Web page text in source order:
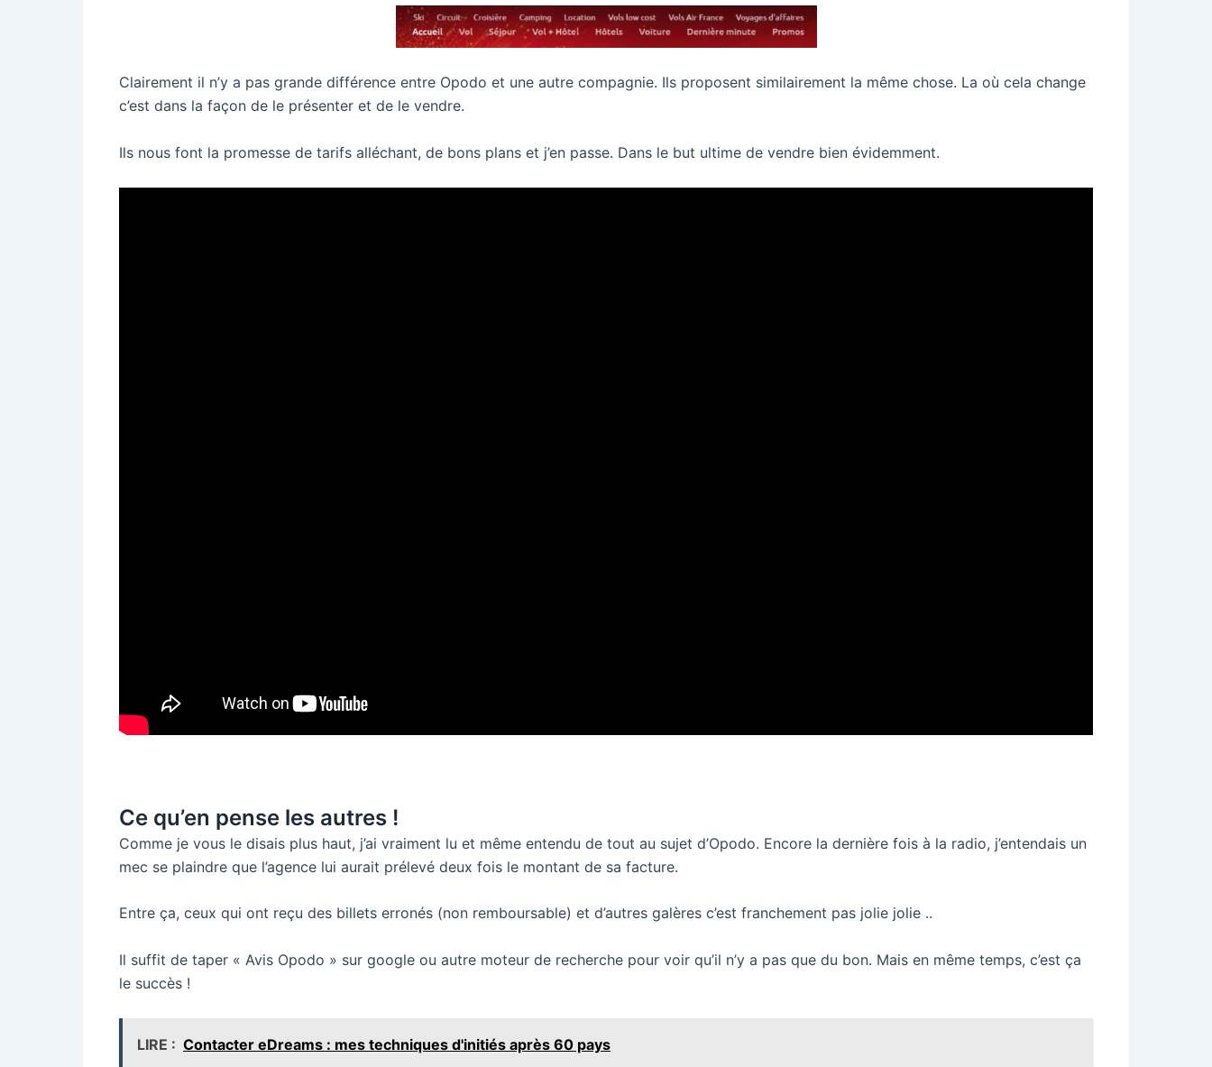
Clairement il n’y a pas grande différence entre Opodo et une autre compagnie. Ils proposent similairement la même chose. La où cela change
c’est dans la façon de le présenter et de le vendre.
Ils nous font la promesse de tarifs alléchant, de bons plans et j’en passe. Dans le but ultime de vendre bien évidemment.
Ce qu’en pense les autres !
Comme je vous le disais plus haut, j’ai vraiment lu et même entendu de tout au sujet d’Opodo. Encore la dernière fois à la radio, j’entendais un
mec se plaindre que l’agence lui aurait prélevé deux fois le montant de sa facture.
Entre ça, ceux qui ont reçu des billets erronés (non remboursable) et d’autres galères c’est franchement pas jolie jolie ..
Il suffit de taper « Avis Opodo » sur google ou autre moteur de recherche pour voir qu’il n’y a pas que du bon. Mais en même temps, c’est ça
le succès !
LIRE : Contacter eDreams : mes techniques d'initiés après 60 pays